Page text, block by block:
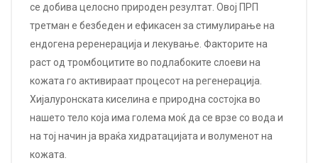
се добива целосно природен резултат. Овој ПРП
третман е безбеден и ефикасен за стимулирање на
ендогена реренерација и лекување. Факторите на
раст од тромбоцитите во подлабоките слоеви на
кожата го активираат процесот на регенерација.
Хијалуронската киселина е природна состојка во
нашето тело која има голема моќ да се врзе со вода и
на тој начин ја враќа хидратацијата и волуменот на
кожата.